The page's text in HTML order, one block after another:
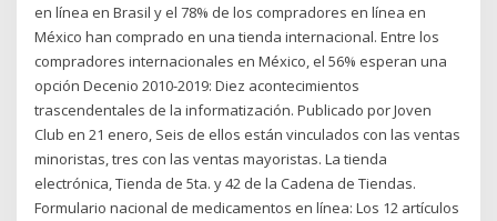
en línea en Brasil y el 78% de los compradores en línea en
México han comprado en una tienda internacional. Entre los
compradores internacionales en México, el 56% esperan una
opción Decenio 2010-2019: Diez acontecimientos
trascendentales de la informatización. Publicado por Joven
Club en 21 enero, Seis de ellos están vinculados con las ventas
minoristas, tres con las ventas mayoristas. La tienda
electrónica, Tienda de 5ta. y 42 de la Cadena de Tiendas.
Formulario nacional de medicamentos en línea: Los 12 artículos